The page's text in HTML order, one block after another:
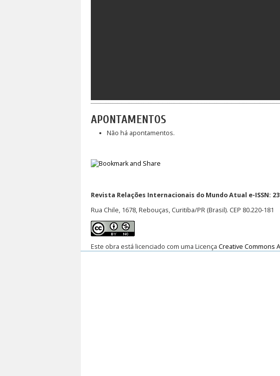
APONTAMENTOS
Não há apontamentos.
Revista Relações Internacionais do Mundo Atual e-ISSN:
Rua Chile, 1678, Rebouças, Curitiba/PR (Brasil). CEP 80.220-181
Este obra está licenciado com uma Licença Creative Commons